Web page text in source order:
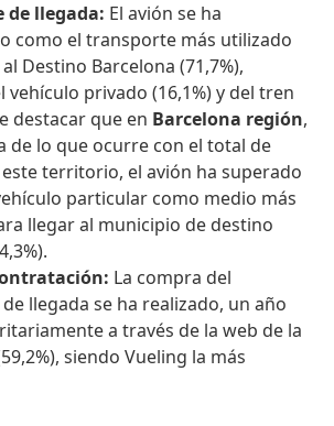
de llegada: El avión se ha
como el transporte más utilizado
Destino Barcelona (71,7%),
vehículo privado (16,1%) y del tren
destacar que en Barcelona región,
de lo que ocurre con el total de
territorio, el avión ha superado
particular como medio más
llegar al municipio de destino
La compra del
llegada se ha realizado, un año
a través de la web de la
siendo Vueling la más